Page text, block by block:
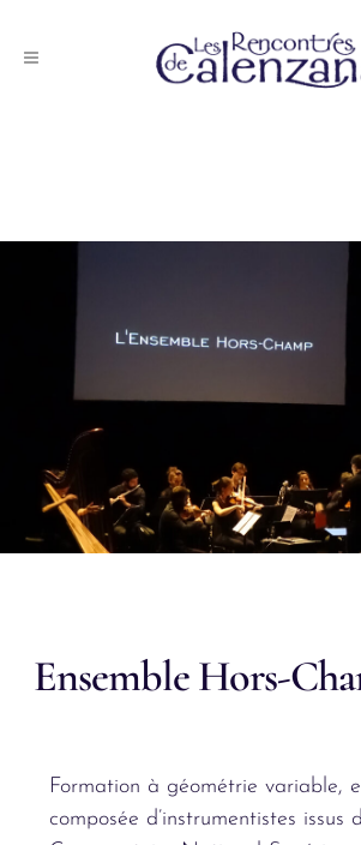
Ensemble Hors-
Formation à géométrie variable,
composée d’instrumentistes issus